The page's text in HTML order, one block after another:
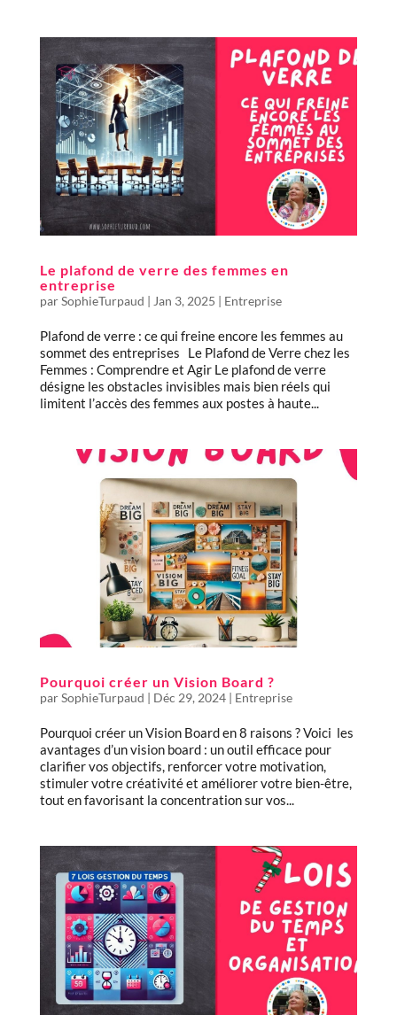
Le plafond de verre des femmes en
entreprise
parSophieTurpaud | Jan 3, 2025 | Entreprise
Plafond de verre : ce qui freine encore les femmes au
sommet des entreprises Le Plafond de Verre chez les
Femmes : Comprendre et Agir Le plafond de verre
désigne les obstacles invisibles mais bien réels qui
limitent l’accès des femmes aux postes à haute...
Pourquoi créer un Vision Board ?
parSophieTurpaud | Déc 29, 2024| Entreprise
Pourquoi créer un Vision Board en 8 raisons ? Voici les
avantages d’un vision board : un outil efficace pour
clarifier vos objectifs, renforcer votre motivation,
stimuler votre créativité et améliorer votre bien-être,
tout en favorisant la concentration sur vos...